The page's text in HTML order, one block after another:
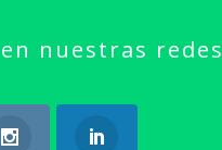
nuestras redes